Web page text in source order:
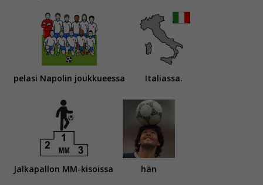
pelasi Napolin joukkueessa Italiassa.
Jalkapallon MM-kisoissa hän